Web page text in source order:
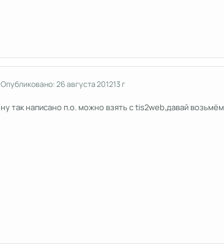
Опубликовано:26 августа 201213 г
ну так написано п.о. можно взять с tis2web,давай возьмём